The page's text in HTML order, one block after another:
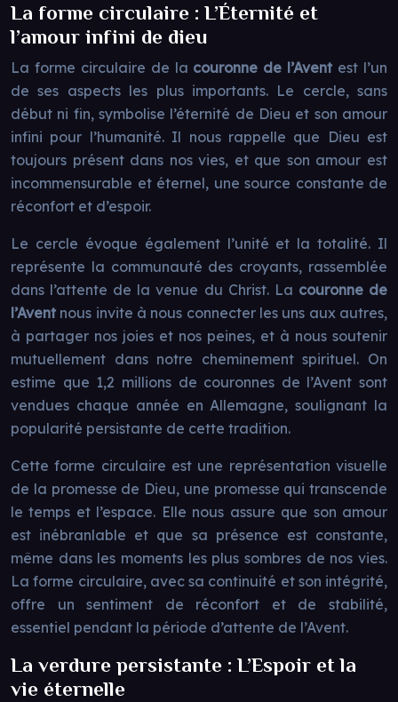
La forme circulaire : L’Éternité et
l’amour infini de dieu
La forme circulaire de la couronne de l’Avent est l’un
de ses aspects les plus importants. Le cercle, sans
début ni fin, symbolise l’éternité de Dieu et son amour
infini pour l’humanité. Il nous rappelle que Dieu est
toujours présent dans nos vies, et que son amour est
incommensurable et éternel, une source constante de
réconfort et d’espoir.
Le cercle évoque également l’unité et la totalité. Il
représente la communauté des croyants, rassemblée
dans l’attente de la venue du Christ. La couronne de
l’Avent nous invite à nous connecter les uns aux autres,
à partager nos joies et nos peines, et à nous soutenir
mutuellement dans notre cheminement spirituel. On
estime que 1,2 millions de couronnes de l’Avent sont
vendues chaque année en Allemagne, soulignant la
popularité persistante de cette tradition.
Cette forme circulaire est une représentation visuelle
de la promesse de Dieu, une promesse qui transcende
le temps et l’espace. Elle nous assure que son amour
est inébranlable et que sa présence est constante,
même dans les moments les plus sombres de nos vies.
La forme circulaire, avec sa continuité et son intégrité,
offre un sentiment de réconfort et de stabilité,
essentiel pendant la période d’attente de l’Avent.
La verdure persistante : L’Espoir et la
vie éternelle